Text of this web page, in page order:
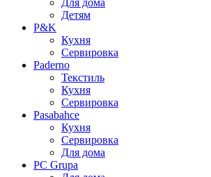
Для дома
Детям
P&K
Кухня
Сервировка
Paderno
Текстиль
Кухня
Сервировка
Pasabahce
Кухня
Сервировка
Для дома
PC Grupa